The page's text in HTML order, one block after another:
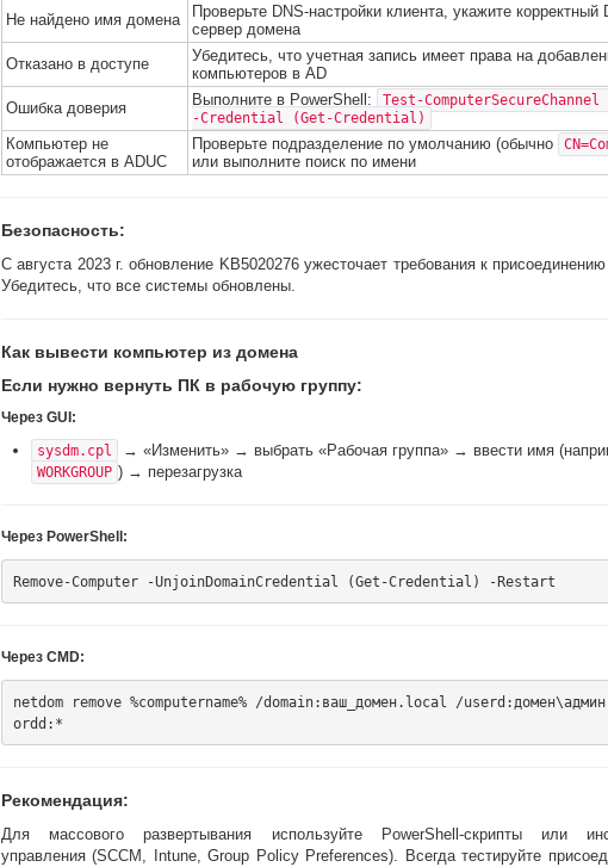
Не найдено имя домена
Проверьте DNS-настройки клиента, укажите корректный
сервер домена
Отказано в доступе
Убедитесь, что учетная запись имеет права на
компьютеров в AD
Ошибка доверия
Выполните в PowerShell:
Test-
-Credential (Get-Credential)
Компьютер не
отображается в ADUC
Проверьте подразделение по умолчанию (обычно
или выполните поиск по имени
Безопасность:
С августа 2023 г. обновление KB5020276 ужесточает требования к
Убедитесь, что все системы обновлены.
Как вывести компьютер из домена
Если нужно вернуть ПК в рабочую группу:
Через GUI:
sysdm.cpl
→ «Изменить» → выбрать «Рабочая группа» → ввести имя
WORKGROUP ) → перезагрузка
Через PowerShell:
Через CMD:
netdom remove %computername% /domain:ваш_домен.local /
Рекомендация:
Для массового развертывания используйте PowerShell-скрипты или
управления (SCCM, Intune, Group Policy Preferences). Всегда тестируйте